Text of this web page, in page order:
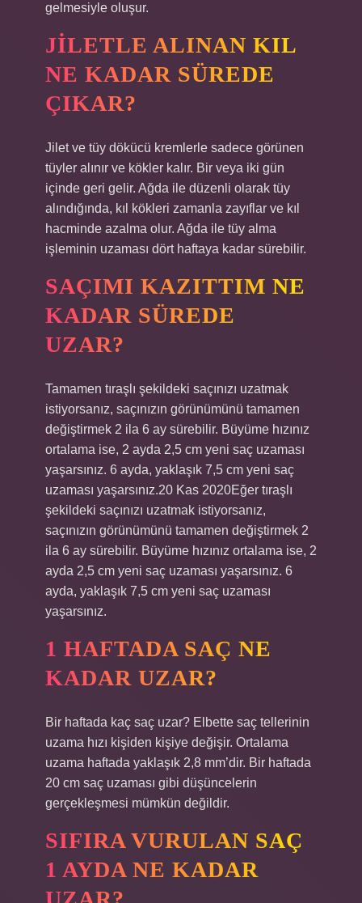
gelmesiyle oluşur.
JILETLE ALINAN KIL
NE KADAR SÜREDE
ÇIKAR?
Jilet ve tüy dökücü kremlerle sadece görünen
tüyler alınır ve kökler kalır. Bir veya iki gün
içinde geri gelir. Ağda ile düzenli olarak tüy
alındığında, kıl kökleri zamanla zayıflar ve kıl
hacminde azalma olur. Ağda ile tüy alma
işleminin uzaması dört haftaya kadar sürebilir.
SAÇIMI KAZITTIM NE
KADAR SÜREDE
UZAR?
Tamamen tıraşlı şekildeki saçınızı uzatmak
istiyorsanız, saçınızın görünümünü tamamen
değiştirmek 2 ila 6 ay sürebilir. Büyüme hızınız
ortalama ise, 2 ayda 2,5 cm yeni saç uzaması
yaşarsınız. 6 ayda, yaklaşık 7,5 cm yeni saç
uzaması yaşarsınız.20 Kas 2020Eğer tıraşlı
şekildeki saçınızı uzatmak istiyorsanız,
saçınızın görünümünü tamamen değiştirmek 2
ila 6 ay sürebilir. Büyüme hızınız ortalama ise, 2
ayda 2,5 cm yeni saç uzaması yaşarsınız. 6
ayda, yaklaşık 7,5 cm yeni saç uzaması
yaşarsınız.
1 HAFTADA SAÇ NE
KADAR UZAR?
Bir haftada kaç saç uzar? Elbette saç tellerinin
uzama hızı kişiden kişiye değişir. Ortalama
uzama haftada yaklaşık 2,8 mm’dir. Bir haftada
20 cm saç uzaması gibi düşüncelerin
gerçekleşmesi mümkün değildir.
SIFIRA VURULAN SAÇ
1 AYDA NE KADAR